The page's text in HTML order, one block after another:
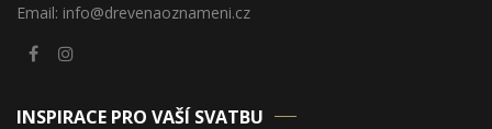
Email: info@drevenaoznameni.cz
INSPIRACE PRO VAŠÍ SVATBU